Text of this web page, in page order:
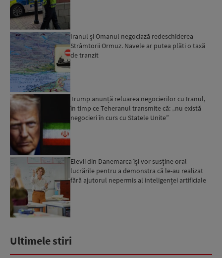
Iranul și Omanul negociază redeschiderea
Strâmtorii Ormuz. Navele ar putea plăti o taxă
de tranzit
Trump anunță reluarea negocierilor cu Iranul,
în timp ce Teheranul transmite că: „nu există
negocieri în curs cu Statele Unite”
Elevii din Danemarca își vor susține oral
lucrările pentru a demonstra că le-au realizat
fără ajutorul nepermis al inteligenței artificiale
Ultimele stiri